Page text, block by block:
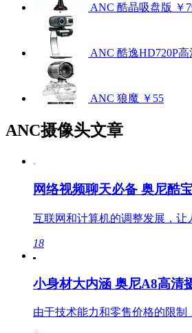
ANC 酷晶吸盘版 ￥
ANC 酷逸HD720P高
ANC 狼魔 ￥55
ANC摄像头文章
网络视频聊天必备 奥尼酷
互联网和计算机的调整发展，让
18
小身材大内涵 奥尼A8高清
由于技术能力和零售价格的限制